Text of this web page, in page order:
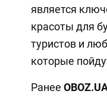
является
красоты для
туристов и
которые
Ранее